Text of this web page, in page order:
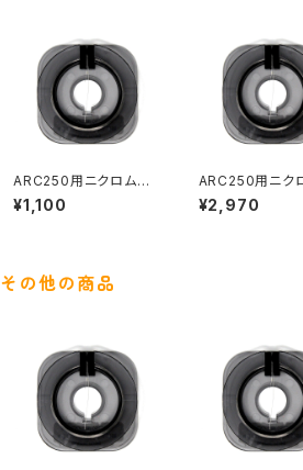
ARC250用ニクロム線
線径0.16mm 長さ10m
¥1,100
ARC250用ニク
0.16mm 30m
¥2,970
その他の商品